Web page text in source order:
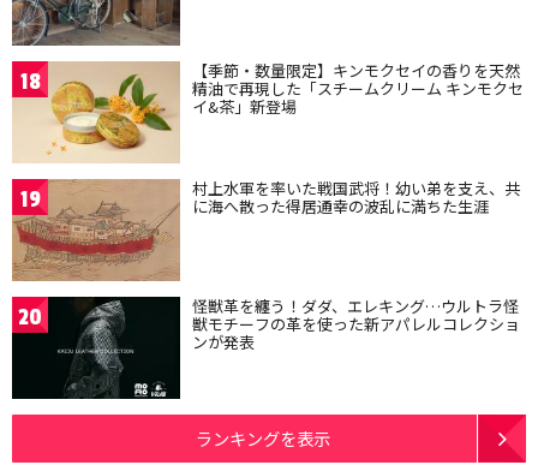
18 【季節・数量限定】キンモクセイの香りを天然
精油で再現した「スチームクリーム キンモクセ
イ&茶」新登場
19 村上水軍を率いた戦国武将！幼い弟を支え、共
に海へ散った得居通幸の波乱に満ちた生涯
20 怪獣革を纏う！ダダ、エレキング…ウルトラ怪
獣モチーフの革を使った新アパレルコレクショ
ンが発表
ランキングを表示